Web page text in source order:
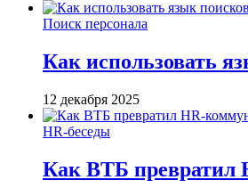
Поиск персонала
Как использовать
12 декабря 2025
HR-беседы
Как ВТБ превратил